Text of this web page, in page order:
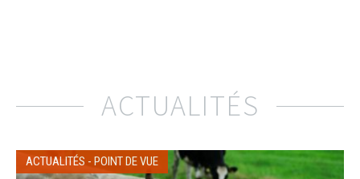
ACTUALITÉS
ACTUALITÉS - POINT DE VUE